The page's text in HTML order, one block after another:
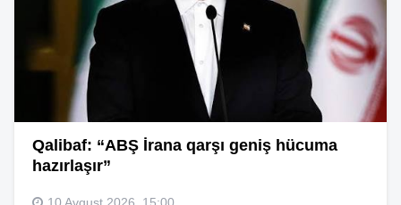
Qalibaf: “ABŞ İrana qarşı geniş hücuma
hazırlaşır”